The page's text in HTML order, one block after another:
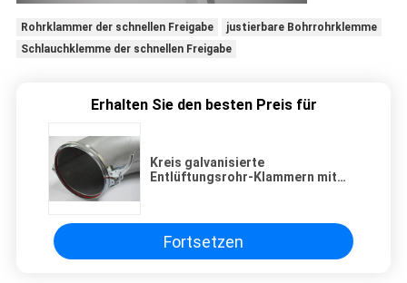
Rohrklammer der schnellen Freigabe
justierbare Bohrrohrklemme
Schlauchklemme der schnellen Freigabe
Erhalten Sie den besten Preis für
Kreis galvanisierte
Entlüftungsrohr-Klammern mit
Installationen
Fortsetzen